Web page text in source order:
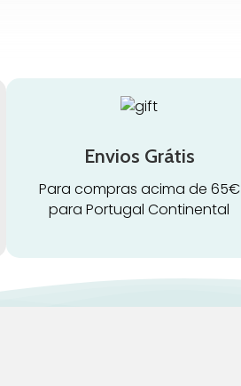
Envios Grátis
Para compras acima de 65€
para Portugal Continental